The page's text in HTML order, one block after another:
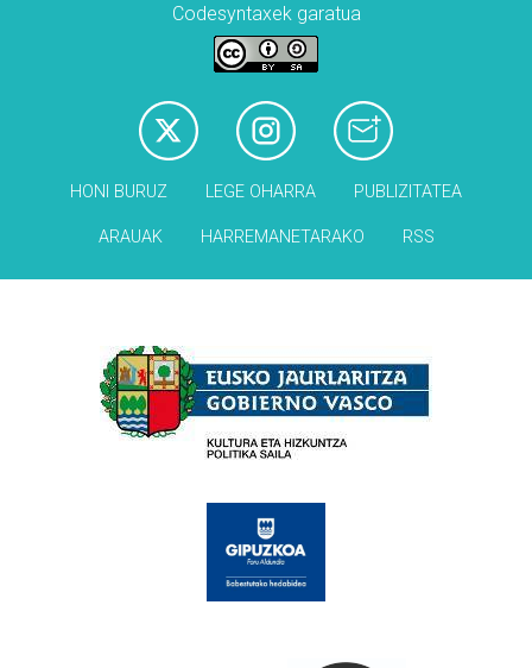
Codesyntaxek garatua
HONI BURUZ LEGE OHARRA PUBLIZITATEA
ARAUAK HARREMANETARAKO RSS